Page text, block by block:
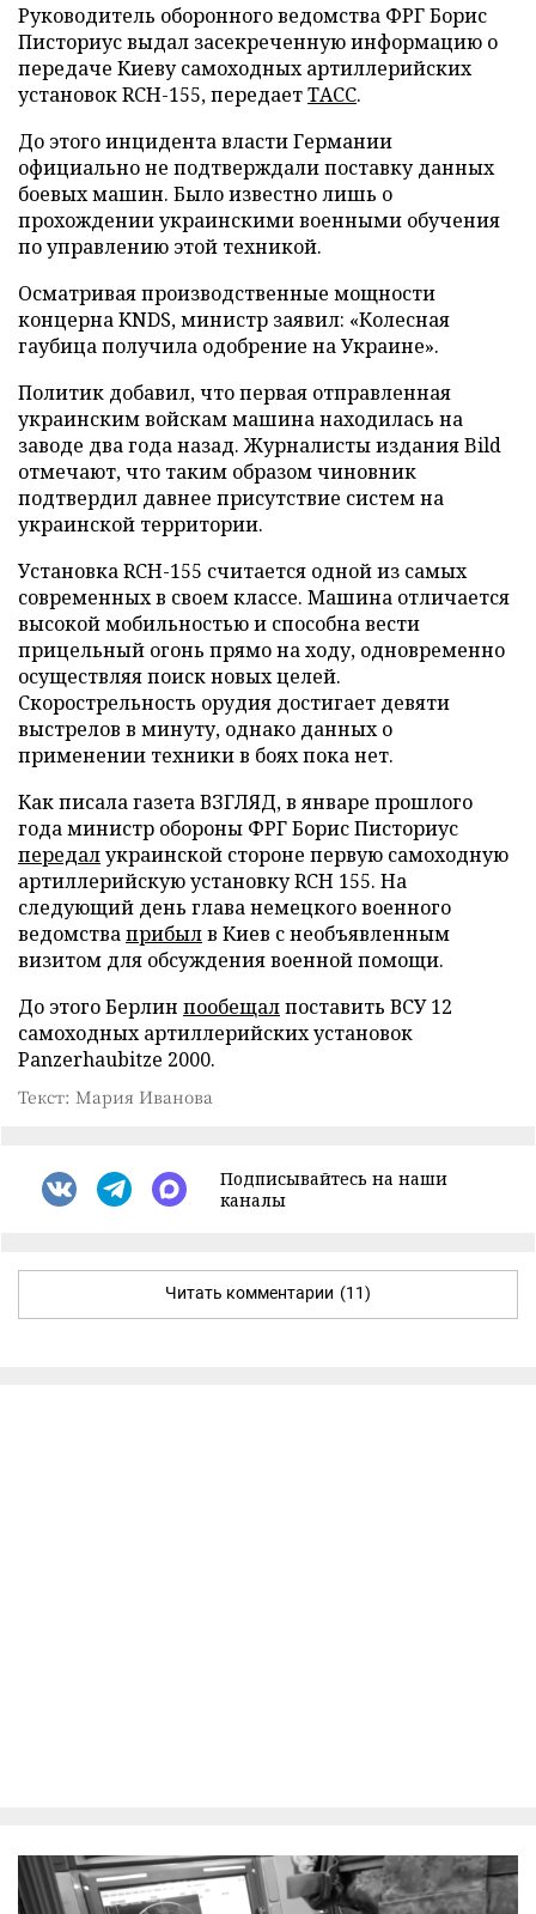
Руководитель оборонного ведомства ФРГ Борис
Писториус выдал засекреченную информацию о
передаче Киеву самоходных артиллерийских
установок RCH-155, передаетТАСС.
До этого инцидента власти Германии
официально не подтверждали поставку данных
боевых машин. Было известно лишь о
прохождении украинскими военными обучения
по управлению этой техникой.
Осматривая производственные мощности
концерна KNDS, министр заявил: «Колесная
гаубица получила одобрение на Украине».
Политик добавил, что первая отправленная
украинским войскам машина находилась на
заводе два года назад. Журналисты издания Bild
отмечают, что таким образом чиновник
подтвердил давнее присутствие систем на
украинской территории.
Установка RCH-155 считается одной из самых
современных в своем классе. Машина отличается
высокой мобильностью и способна вести
прицельный огонь прямо на ходу, одновременно
осуществляя поиск новых целей.
Скорострельность орудия достигает девяти
выстрелов в минуту, однако данных о
применении техники в боях пока нет.
Как писала газета ВЗГЛЯД, в январе прошлого
года министр обороны ФРГ Борис Писториус
передалукраинской стороне первую самоходную
артиллерийскую установку RCH 155. На
следующий день глава немецкого военного
ведомстваприбылв Киев с необъявленным
визитом для обсуждения военной помощи.
До этого Берлин пообещалпоставить ВСУ 12
самоходных артиллерийских установок
Panzerhaubitze 2000.
Текст: Мария Иванова
Подписывайтесь на наши
каналы
Читать комментарии (11)